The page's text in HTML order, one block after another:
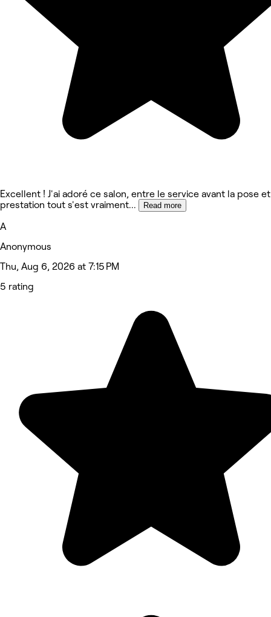
Excellent ! J'ai adoré ce salon, entre le service avant la pose
prestation tout s'est vraiment... Read more
A
Anonymous
Thu, Aug 6, 2026 at 7:15 PM
5 rating